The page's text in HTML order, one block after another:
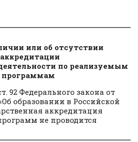
или об отсутствии
по реализуемым
программам
92 Федерального закона от
образовании в Российской
аккредитация
не проводится